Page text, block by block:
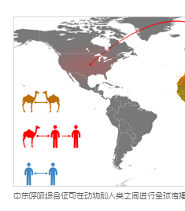
中东呼吸综合征可在动物和人类之间进行全球传